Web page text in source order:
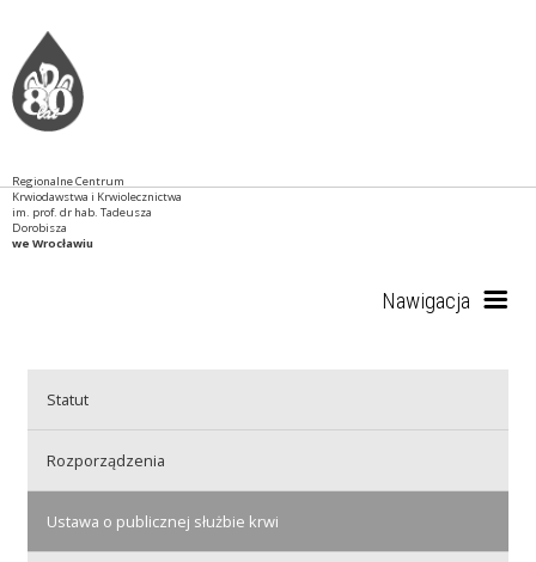
Regionalne Centrum
Krwiodawstwa i Krwiolecznictwa
im. prof. dr hab. Tadeusza
Dorobisza
we Wrocławiu
Nawigacja
Statut
Rozporządzenia
Ustawa o publicznej służbie krwi